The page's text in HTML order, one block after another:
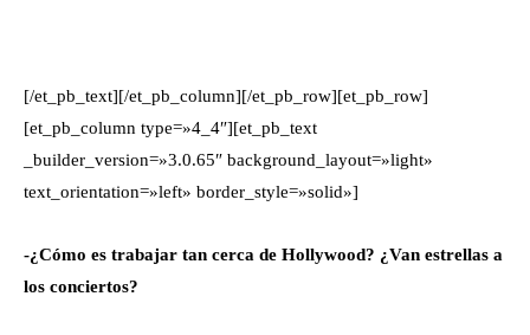
[/et_pb_text][/et_pb_column][/et_pb_row][et_pb_row]
[et_pb_column type=»4_4″][et_pb_text
_builder_version=»3.0.65″ background_layout=»light»
text_orientation=»left» border_style=»solid»]
-¿Cómo es trabajar tan cerca de Hollywood? ¿Van estrellas a
los conciertos?